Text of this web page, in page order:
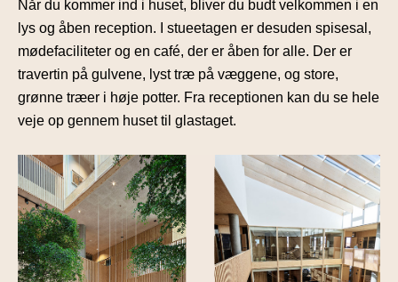
Når du kommer ind i huset, bliver du budt velkommen i en
lys og åben reception. I stueetagen er desuden spisesal,
mødefaciliteter og en café, der er åben for alle. Der er
travertin på gulvene, lyst træ på væggene, og store,
grønne træer i høje potter. Fra receptionen kan du se hele
veje op gennem huset til glastaget.